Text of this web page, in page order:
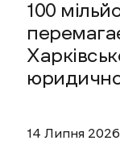
100
14 Липня